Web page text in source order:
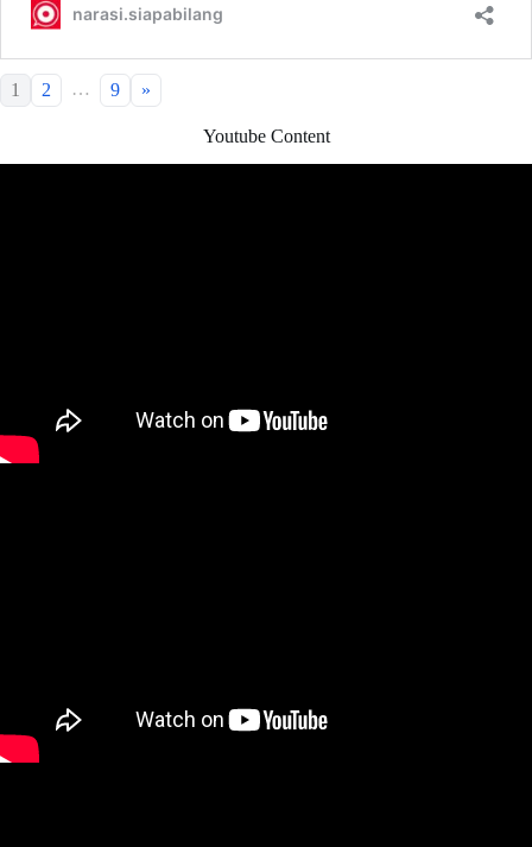
1 2 … 9 »
Youtube Content